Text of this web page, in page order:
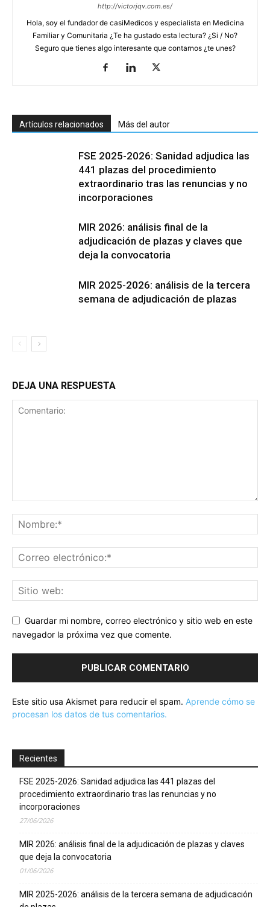
http://victorjqv.com.es/
Hola, soy el fundador de casiMedicos y especialista en Medicina
Familiar y Comunitaria ¿Te ha gustado esta lectura? ¿Si / No?
Seguro que tienes algo interesante que contarnos ¿te unes?
Artículos relacionados Más del autor
FSE 2025-2026: Sanidad adjudica las
441 plazas del procedimiento
extraordinario tras las renuncias y no
incorporaciones
MIR 2026: análisis final de la
adjudicación de plazas y claves que
deja la convocatoria
MIR 2025-2026: análisis de la tercera
semana de adjudicación de plazas
DEJA UNA RESPUESTA
Guardar mi nombre, correo electrónico y sitio web en este
navegador la próxima vez que comente.
Este sitio usa Akismet para reducir el spam. Aprende cómo se
procesan los datos de tus comentarios.
Recientes
FSE 2025-2026: Sanidad adjudica las 441 plazas del
procedimiento extraordinario tras las renuncias y no
incorporaciones
27/06/2026
MIR 2026: análisis final de la adjudicación de plazas y claves
que deja la convocatoria
01/06/2026
MIR 2025-2026: análisis de la tercera semana de adjudicación